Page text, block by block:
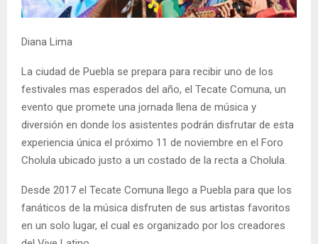
Diana Lima
La ciudad de Puebla se prepara para recibir uno de los
festivales mas esperados del año, el Tecate Comuna, un
evento que promete una jornada llena de música y
diversión en donde los asistentes podrán disfrutar de esta
experiencia única el próximo 11 de noviembre en el Foro
Cholula ubicado justo a un costado de la recta a Cholula.
Desde 2017 el Tecate Comuna llego a Puebla para que los
fanáticos de la música disfruten de sus artistas favoritos
en un solo lugar, el cual es organizado por los creadores